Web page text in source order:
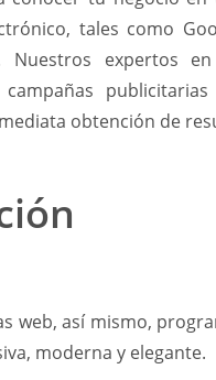
tales como
Nuestros expertos
obtención de
web, así mismo,
moderna y elegante.